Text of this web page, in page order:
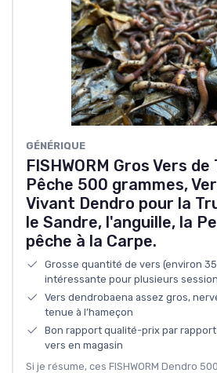
GÉNÉRIQUE
FISHWORM Gros Vers
Pêche 500 grammes,
Vivant Dendro pour la
le Sandre, l'anguille, la
pêche à la Carpe.
Grosse quantité de vers (environ
intéressante pour plusieurs
Vers dendrobaena assez gros,
tenue à l’hameçon
Bon rapport qualité-prix par
vers en magasin
Si je résume, ces FISHWORM Dendro